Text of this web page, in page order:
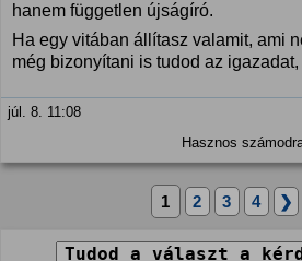
hanem független újságíró.
Ha egy vitában állítasz valamit, ami
még bizonyítani is tudod az
júl. 8. 11:08
Hasznos
1 2 3 4 ❯